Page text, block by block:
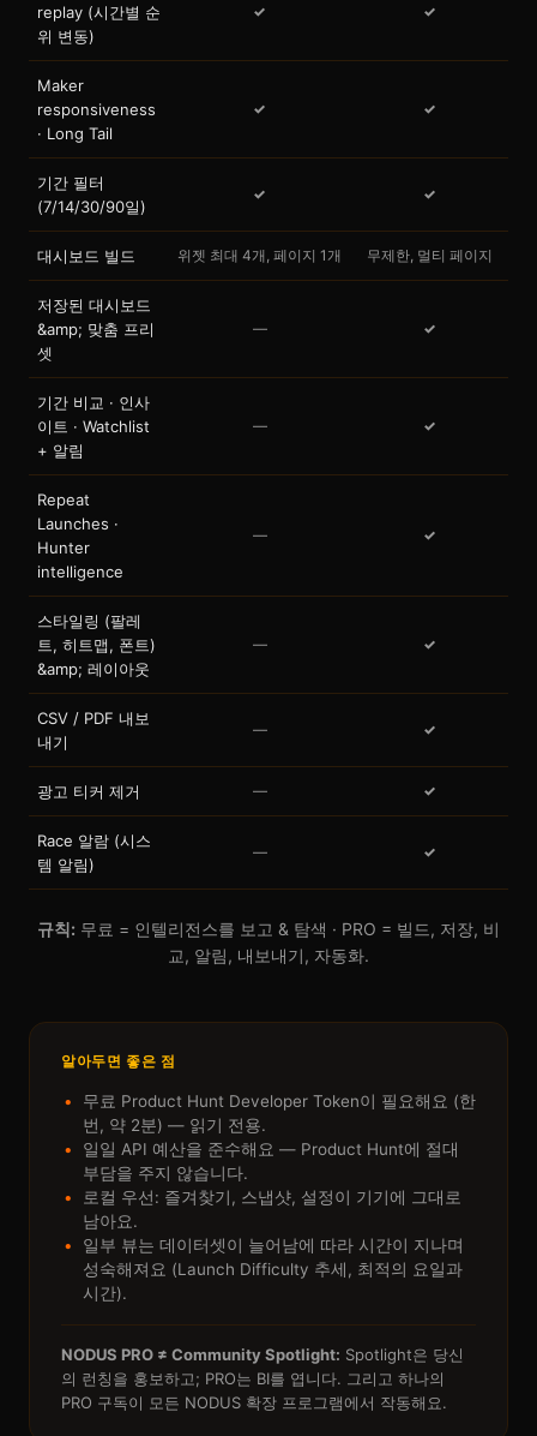
replay (시간별 순
위 변동)
✓ ✓
Maker
responsiveness
· Long Tail
✓ ✓
기간 필터
(7/14/30/90일)
✓ ✓
대시보드 빌드 위젯 최대 4개, 페이지 1개 무제한, 멀티 페이지
저장된 대시보드
&amp; 맞춤 프리
셋
— ✓
기간 비교 · 인사
이트 · Watchlist
+ 알림
— ✓
Repeat
Launches ·
Hunter
intelligence
— ✓
스타일링 (팔레
트, 히트맵, 폰트)
&amp; 레이아웃
— ✓
CSV / PDF 내보
내기
— ✓
광고 티커 제거 — ✓
Race 알람 (시스
템 알림)
— ✓
규칙: 무료 = 인텔리전스를 보고 & 탐색 · PRO = 빌드, 저장, 비
교, 알림, 내보내기, 자동화.
알아두면 좋은 점
무료 Product Hunt Developer Token이 필요해요 (한
번, 약 2분) — 읽기 전용.
일일 API 예산을 준수해요 — Product Hunt에 절대
부담을 주지 않습니다.
로컬 우선: 즐겨찾기, 스냅샷, 설정이 기기에 그대로
남아요.
일부 뷰는 데이터셋이 늘어남에 따라 시간이 지나며
성숙해져요 (Launch Difficulty 추세, 최적의 요일과
시간).
NODUS PRO ≠ Community Spotlight: Spotlight은 당신
의 런칭을 홍보하고; PRO는 BI를 엽니다. 그리고 하나의
PRO 구독이 모든 NODUS 확장 프로그램에서 작동해요.